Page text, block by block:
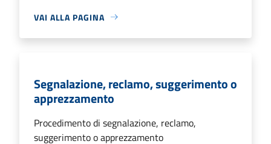
VAI ALLA PAGINA
Segnalazione, reclamo, suggerimento o
apprezzamento
Procedimento di segnalazione, reclamo,
suggerimento o apprezzamento